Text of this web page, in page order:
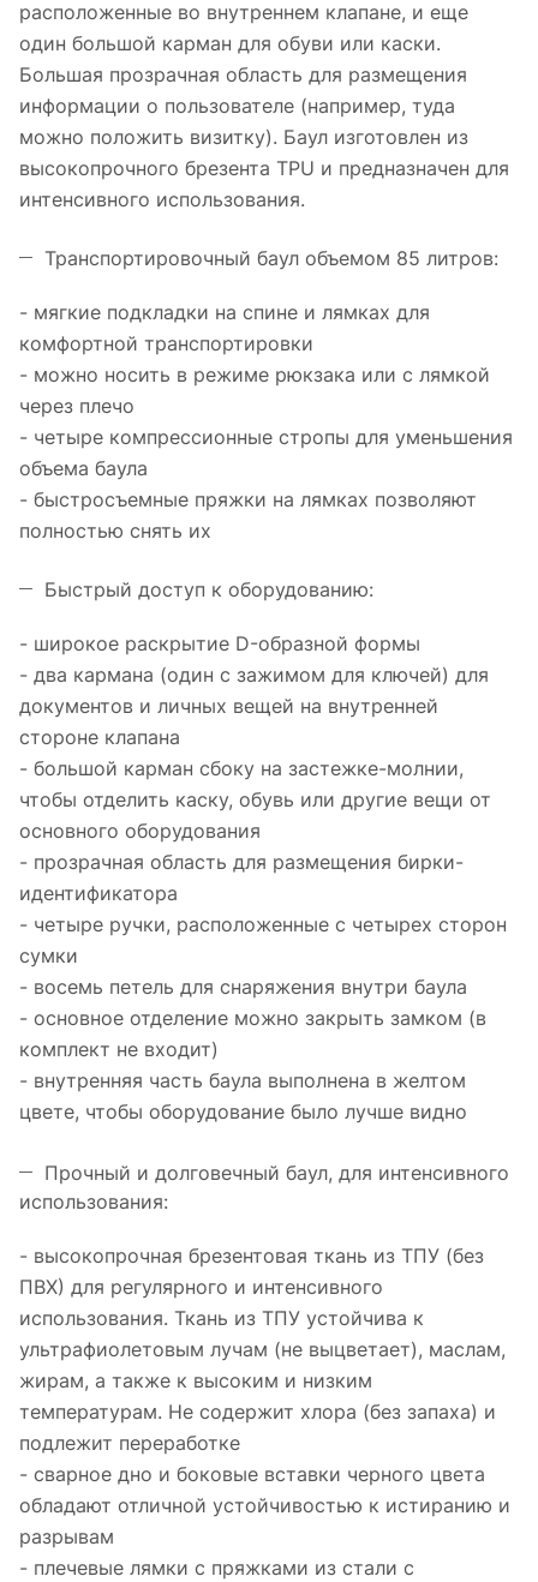
расположенные во внутреннем клапане, и еще
один большой карман для обуви или каски.
Большая прозрачная область для размещения
информации о пользователе (например, туда
можно положить визитку). Баул изготовлен из
высокопрочного брезента TPU и предназначен для
интенсивного использования.
Транспортировочный баул объемом 85 литров:
- мягкие подкладки на спине и лямках для
комфортной транспортировки
- можно носить в режиме рюкзака или с лямкой
через плечо
- четыре компрессионные стропы для уменьшения
объема баула
- быстросъемные пряжки на лямках позволяют
полностью снять их
Быстрый доступ к оборудованию:
- широкое раскрытие D-образной формы
- два кармана (один с зажимом для ключей) для
документов и личных вещей на внутренней
стороне клапана
- большой карман сбоку на застежке-молнии,
чтобы отделить каску, обувь или другие вещи от
основного оборудования
- прозрачная область для размещения бирки-
идентификатора
- четыре ручки, расположенные с четырех сторон
сумки
- восемь петель для снаряжения внутри баула
- основное отделение можно закрыть замком (в
комплект не входит)
- внутренняя часть баула выполнена в желтом
цвете, чтобы оборудование было лучше видно
Прочный и долговечный баул, для интенсивного
использования:
- высокопрочная брезентовая ткань из ТПУ (без
ПВХ) для регулярного и интенсивного
использования. Ткань из ТПУ устойчива к
ультрафиолетовым лучам (не выцветает), маслам,
жирам, а также к высоким и низким
температурам. Не содержит хлора (без запаха) и
подлежит переработке
- сварное дно и боковые вставки черного цвета
обладают отличной устойчивостью к истиранию и
разрывам
- плечевые лямки с пряжками из стали с